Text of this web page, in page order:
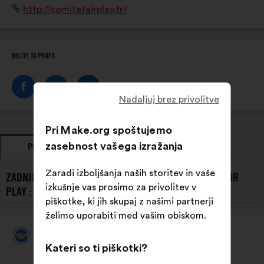
exemplaire en fair-play.
Spletišče:
http://comitefairplay.fr/
DELITE TA PROFIL
PREDLOGI STALIŠČA
ZADNJI PREDLOGI OSEBE LE COMITÉ FRANÇAIS DU FAIR
PLAY :
Predlog:
Nadaljuj brez privolitve
Pri Make.org spoštujemo
zasebnost vašega izražanja
Zaradi izboljšanja naših storitev in vaše
izkušnje vas prosimo za privolitev v
piškotke, ki jih skupaj z našimi partnerji
želimo uporabiti med vašim obiskom.
Kateri so ti piškotki?